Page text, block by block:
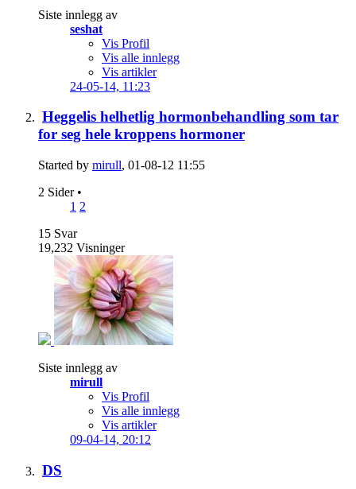
Siste innlegg av
seshat
Vis Profil
Vis alle innlegg
Vis artikler
24-05-14, 11:23
Heggelis helhetlig hormonbehandling som tar
for seg hele kroppens hormoner
Started by mirull, 01-08-12 11:55
2 Sider •
1 2
15 Svar
19,232 Visninger
Siste innlegg av
mirull
Vis Profil
Vis alle innlegg
Vis artikler
09-04-14, 20:12
DS